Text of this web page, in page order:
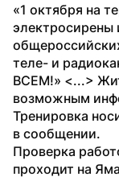
«1 октября на
электросирены
теле- и
ВСЕМ!» <...>
возможным
Тренировка
в сообщении.
Проверка
проходит на